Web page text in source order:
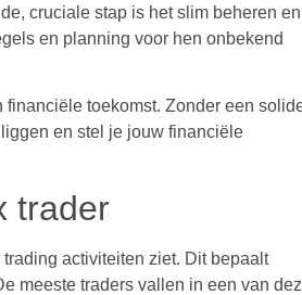
cruciale stap is het slim beheren en
en planning voor hen onbekend
financiële toekomst. Zonder een
en stel je jouw financiële
trader
activiteiten ziet. Dit bepaalt
meeste traders vallen in een van